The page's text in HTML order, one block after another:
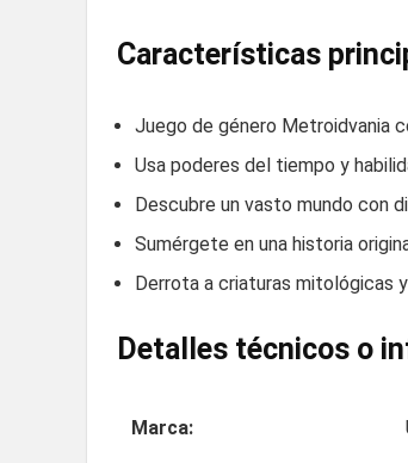
Características
Juego de género Metroidvania
Usa poderes del tiempo y
Descubre un vasto mundo con
Sumérgete en una historia
Derrota a criaturas mitológicas
Detalles técnicos o
Marca: